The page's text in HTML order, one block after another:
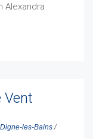
Alexandra
Vent
Digne-les-Bains/